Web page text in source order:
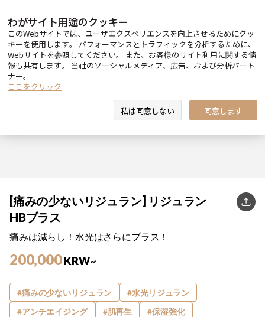
[痛みの少ないリジュラン] リジュラン
HBプラス
痛みは減らし！水光はさらにプラス！
200,000 KRW~
#痛みの少ないリジュラン
#水光リジュラン
#アンチエイジング
#肌再生 #保湿強化
わがサイト用途のクッキー
このWebサイトでは、ユーザエクスペリエンスを向上させるためにクッ
キーを使用します。 パフォーマンスとトラフィックを分析するために、
Webサイトを参照してください。 また、お客様のサイト利用に関する情
報も共有します。 当社のソーシャルメディア、広告、および分析パート
ナー。
ここをクリック
私は同意しない 同意します